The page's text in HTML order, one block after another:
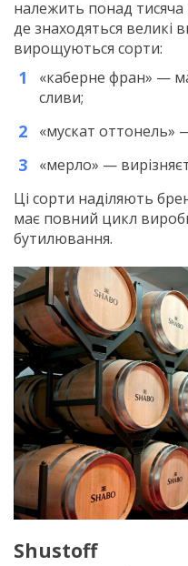
належить понад
де знаходяться великі
вирощуються сорти:
«каберне фран» —
сливи;
«мускат оттонель»
«мерло» —
Ці сорти наділяють
має повний цикл
бутилювання.
Shustoff